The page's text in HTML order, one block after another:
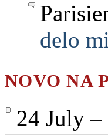
delo
NOVO NA
24 July –